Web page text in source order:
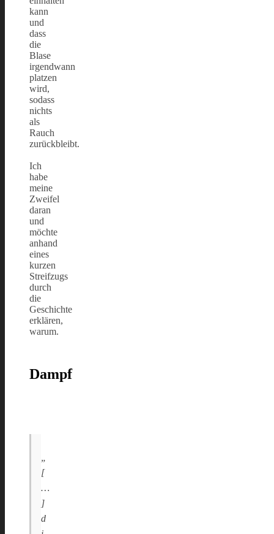
kann
und
dass
die
Blase
irgendwann
platzen
wird,
sodass
nichts
als
Rauch
zurückbleibt.
Ich
habe
meine
Zweifel
daran
und
möchte
anhand
eines
kurzen
Streifzugs
durch
die
Geschichte
erklären,
warum.
Dampf
[
…
]
d